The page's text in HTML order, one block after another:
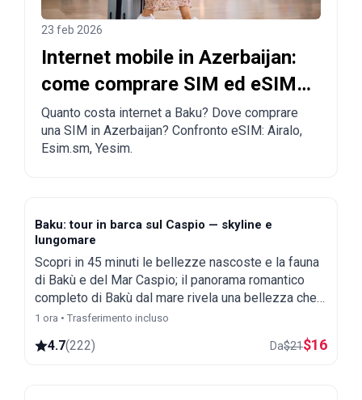
23 feb 2026
Internet mobile in Azerbaijan:
come comprare SIM ed eSIM
a Baku
Quanto costa internet a Baku? Dove comprare
una SIM in Azerbaijan? Confronto eSIM: Airalo,
Esim.sm, Yesim.
Baku: tour in barca sul Caspio — skyline e
lungomare
Scopri in 45 minuti le bellezze nascoste e la fauna
di Bakù e del Mar Caspio; il panorama romantico
completo di Bakù dal mare rivela una bellezza che
unisce l'architettura d'Oriente e d'Occidente.
1 ora • Trasferimento incluso
4.7(222) Da$21$16